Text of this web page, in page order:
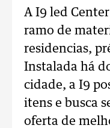
A I9 led
ramo de
residencias,
Instalada há
cidade, a I9
itens e busca
oferta de